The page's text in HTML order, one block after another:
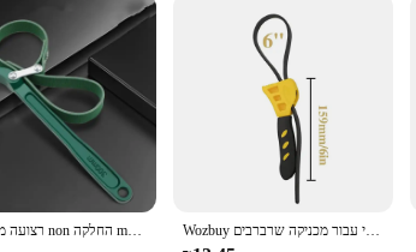
רצועה מסנן ברגים non החלקה multipaymunction כלים רצועת ברגים עבור פתיחת אביזרי צינור צינור צינור רכב Wozbuy אוניברסלי רצועת גומי מתכווננת, מפתח פותחן צנרת כלי מפתח ברגים פונקציונלי עבור מכניקה שרברבים